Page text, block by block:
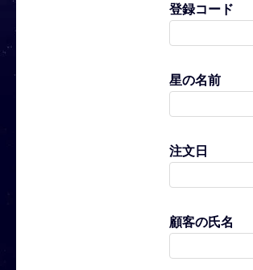
登録コード
星の名前
注文日
顧客の氏名